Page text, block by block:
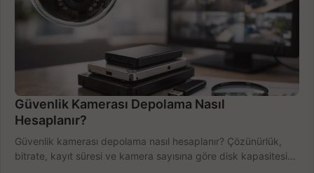
Güvenlik Kamerası Depolama Nasıl
Hesaplanır?
Güvenlik kamerası depolama nasıl hesaplanır? Çözünürlük,
bitrate, kayıt süresi ve kamera sayısına göre disk kapasitesini